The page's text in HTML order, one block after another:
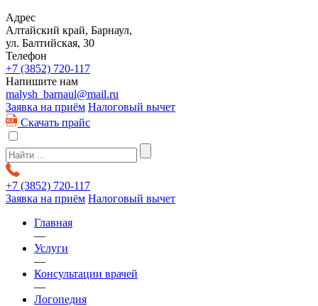
Адрес
Алтайский край, Барнаул,
ул. Балтийская, 30
Телефон
+7 (3852) 720-117
Напишите нам
malysh_barnaul@mail.ru
Заявка на приём Налоговый вычет
Скачать прайс
+7 (3852) 720-117
Заявка на приём Налоговый вычет
Главная
—
Услуги
—
Консультации врачей
—
Логопедия